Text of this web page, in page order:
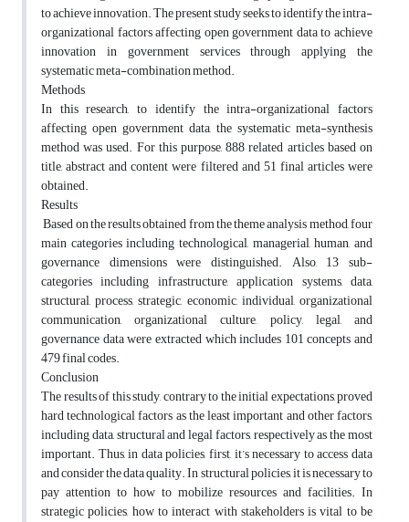
to achieve innovation. The present study seeks to identify the intra-
organizational factors affecting open government data to achieve
innovation in government services through applying the
systematic meta-combination method.
Methods
In this research, to identify the intra-organizational factors
affecting open government data, the systematic meta-synthesis
method was used. For this purpose, 888 related articles based on
title, abstract and content were filtered and 51 final articles were
obtained.
Results
Based on the results obtained from the theme analysis method, four
main categories including technological, managerial, human, and
governance dimensions were distinguished. Also, 13 sub-
categories including infrastructure, application systems, data,
structural, process, strategic, economic, individual, organizational
communication, organizational culture, policy, legal, and
governance data were extracted which includes 101 concepts and
479 final codes.
Conclusion
The results of this study, contrary to the initial expectations, proved
hard technological factors as the least important and other factors,
including data, structural and legal factors, respectively as the most
important. Thus, in data policies, first, it’s necessary to access data
and consider the data quality. In structural policies, it is necessary to
pay attention to how to mobilize resources and facilities. In
strategic policies, how to interact with stakeholders is vital to be